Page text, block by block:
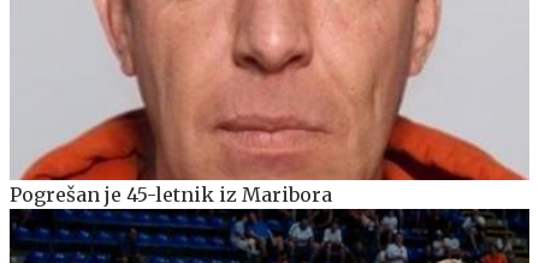
Pogrešan je 45-letnik iz Maribora